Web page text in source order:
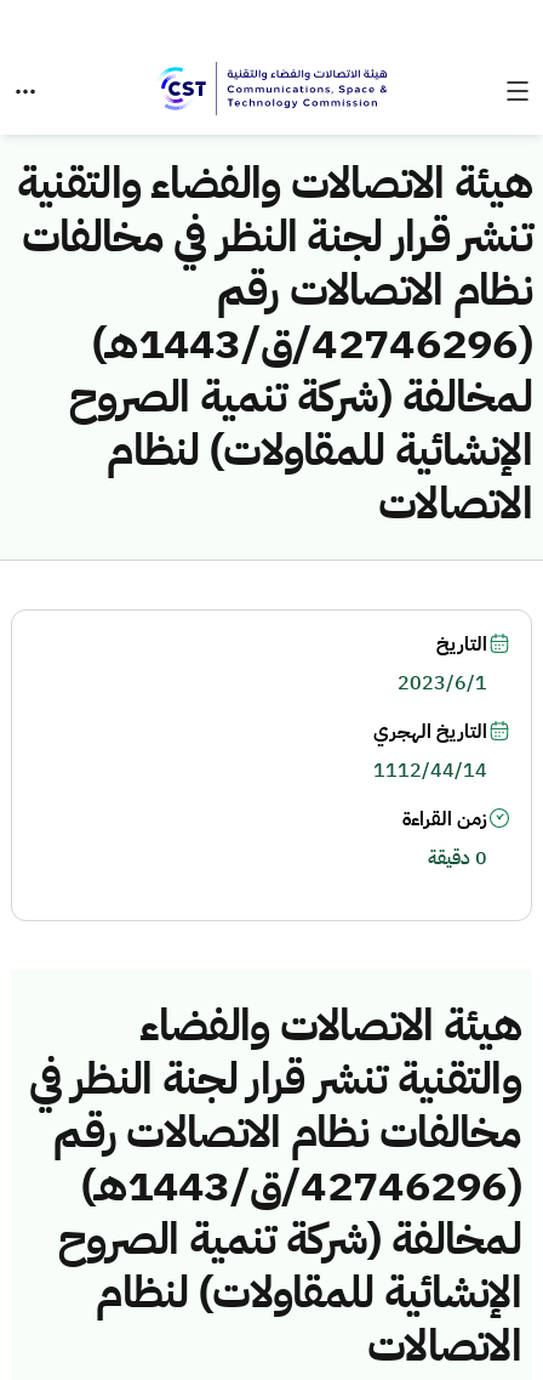
هيئة الاتصالات والفضاء والتقنية
تنشر قرار لجنة النظر في مخالفات
نظام الاتصالات رقم
(42746296/ق/1443هـ)
لمخالفة (شركة تنمية الصروح
الإنشائية للمقاولات) لنظام
الاتصالات
هيئة الاتصالات والفضاء
والتقنية تنشر قرار لجنة النظر في
مخالفات نظام الاتصالات رقم
(42746296/ق/1443هـ)
لمخالفة (شركة تنمية الصروح
الإنشائية للمقاولات) لنظام
الاتصالات
التاريخ
2023/6/1
التاريخ الهجري
1112/44/14
زمن القراءة
0 دقيقة